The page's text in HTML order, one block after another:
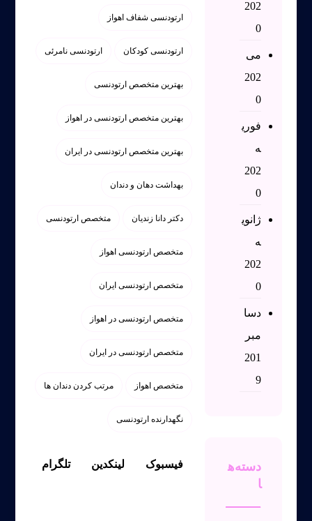
ارتودنسی شفاف اهواز
ارتودنسی کودکان ارتودنسی نامرئی
بهترین متخصص ارتودنسی
بهترین متخصص ارتودنسی در اهواز
بهترین متخصص ارتودنسی در ایران
بهداشت دهان و دندان
دکتر دانا زندیان متخصص ارتودنسی
متخصص ارتودنسی اهواز
متخصص ارتودنسی ایران
متخصص ارتودنسی در اهواز
متخصص ارتودنسی در ایران
متخصص اهواز مرتب کردن دندان ها
نگهدارنده ارتودنسی
فیسبوک لینکدین تلگرام
202
0
می
202
0
فوری
ه
202
0
ژانوی
ه
202
0
دسا
مبر
201
9
دسته‌ه
ا